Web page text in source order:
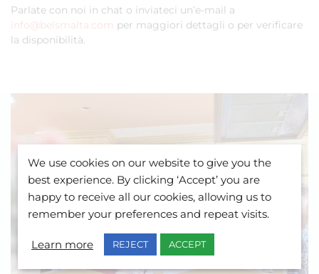
Parlate con noi in chat o inviateci un’e-mail a
info@belsmalta.com per maggiori dettagli o per verificare
la disponibilità.
We use cookies on our website to give you the
best experience. By clicking ‘Accept’ you are
happy to receive all our cookies, allowing us to
remember your preferences and repeat visits.
Learn more REJECT ACCEPT